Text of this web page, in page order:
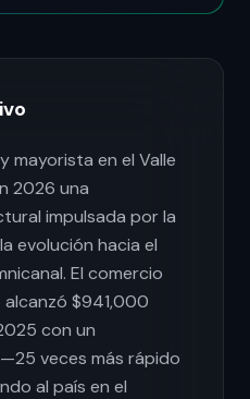
mayorista en el Valle
2026 una
impulsada por la
evolución hacia el
El comercio
$941,000
con un
veces más rápido
al país en el